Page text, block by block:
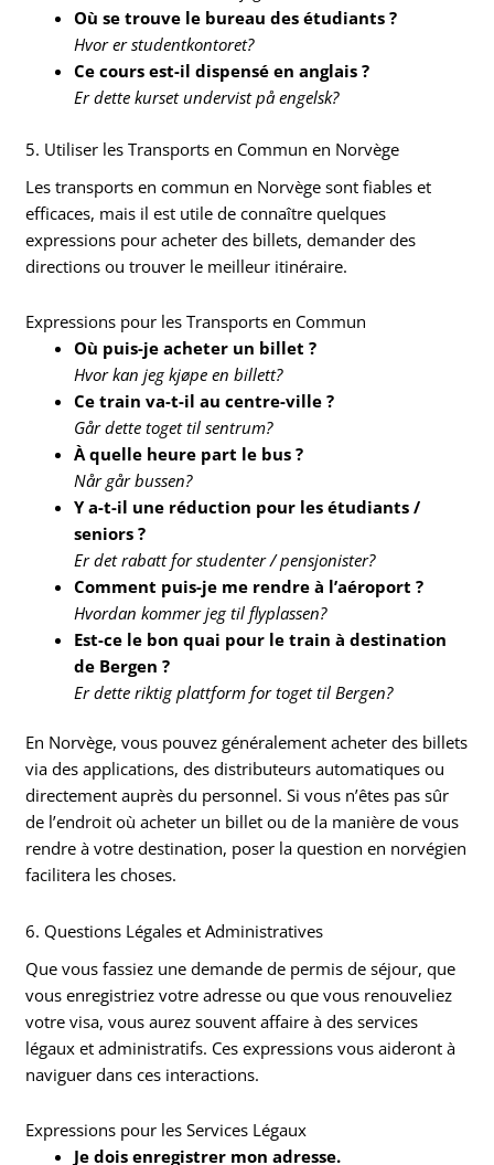
Où se trouve le bureau des étudiants ?
Hvor er studentkontoret?
Ce cours est-il dispensé en anglais ?
Er dette kurset undervist på engelsk?
5. Utiliser les Transports en Commun en Norvège
Les transports en commun en Norvège sont fiables et
efficaces, mais il est utile de connaître quelques
expressions pour acheter des billets, demander des
directions ou trouver le meilleur itinéraire.
Expressions pour les Transports en Commun
Où puis-je acheter un billet ?
Hvor kan jeg kjøpe en billett?
Ce train va-t-il au centre-ville ?
Går dette toget til sentrum?
À quelle heure part le bus ?
Når går bussen?
Y a-t-il une réduction pour les étudiants /
seniors ?
Er det rabatt for studenter / pensjonister?
Comment puis-je me rendre à l’aéroport ?
Hvordan kommer jeg til flyplassen?
Est-ce le bon quai pour le train à destination
de Bergen ?
Er dette riktig plattform for toget til Bergen?
En Norvège, vous pouvez généralement acheter des billets
via des applications, des distributeurs automatiques ou
directement auprès du personnel. Si vous n’êtes pas sûr
de l’endroit où acheter un billet ou de la manière de vous
rendre à votre destination, poser la question en norvégien
facilitera les choses.
6. Questions Légales et Administratives
Que vous fassiez une demande de permis de séjour, que
vous enregistriez votre adresse ou que vous renouveliez
votre visa, vous aurez souvent affaire à des services
légaux et administratifs. Ces expressions vous aideront à
naviguer dans ces interactions.
Expressions pour les Services Légaux
Je dois enregistrer mon adresse.